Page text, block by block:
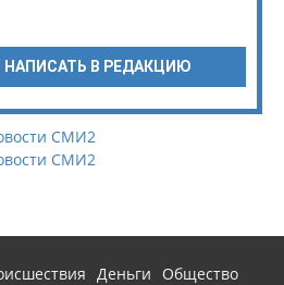
НАПИСАТЬ В РЕДАКЦИЮ
СМИ2
СМИ2
Деньги
Общество